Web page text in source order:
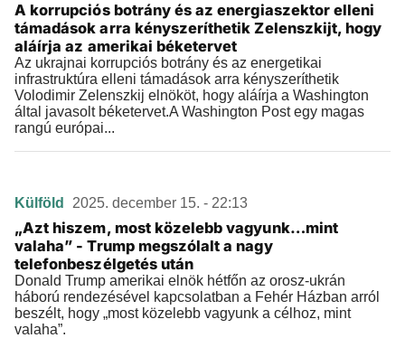
A korrupciós botrány és az energiaszektor elleni
támadások arra kényszeríthetik Zelenszkijt, hogy
aláírja az amerikai béketervet
Az ukrajnai korrupciós botrány és az energetikai
infrastruktúra elleni támadások arra kényszeríthetik
Volodimir Zelenszkij elnököt, hogy aláírja a Washington
által javasolt béketervet.A Washington Post egy magas
rangú európai...
Külföld 2025. december 15. - 22:13
„Azt hiszem, most közelebb vagyunk…mint
valaha” - Trump megszólalt a nagy
telefonbeszélgetés után
Donald Trump amerikai elnök hétfőn az orosz-ukrán
háború rendezésével kapcsolatban a Fehér Házban arról
beszélt, hogy „most közelebb vagyunk a célhoz, mint
valaha”.